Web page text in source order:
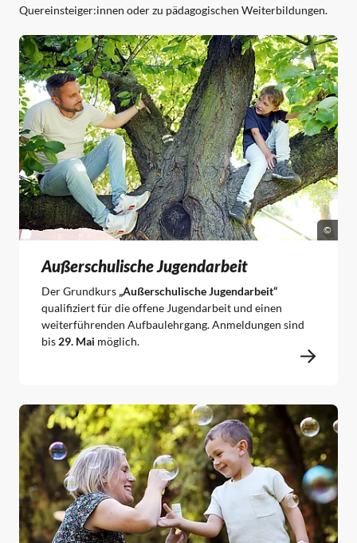
Quereinsteiger:innen oder zu pädagogischen Weiterbildungen.
©
Außerschulische Jugendarbeit
Der Grundkurs „Außerschulische Jugendarbeit“
qualifiziert für die offene Jugendarbeit und einen
weiterführenden Aufbaulehrgang. Anmeldungen sind
bis 29. Mai möglich.